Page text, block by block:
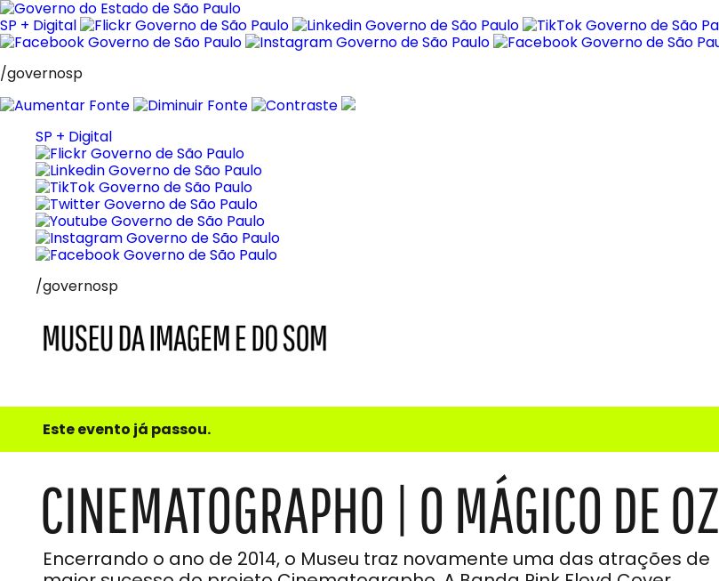
Pular
para
o
SP + Digital
/governosp
SP + Digital
/governosp
e
do
Som
Este evento já passou.
CINEMATOGRAPHO | O MÁGICO DE OZ
Encerrando o ano de 2014, o Museu traz novamente uma das atrações de